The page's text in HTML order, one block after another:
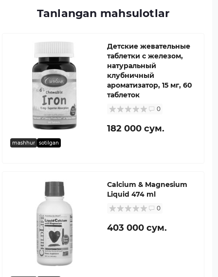
Tanlangan mahsulotlar
mashhur sotilgan
Детские жевательные
таблетки с железом,
натуральный
клубничный
ароматизатор, 15 мг, 60
таблеток
0
182 000 сум.
Calcium & Magnesium
Liquid 474 ml
0
403 000 сум.